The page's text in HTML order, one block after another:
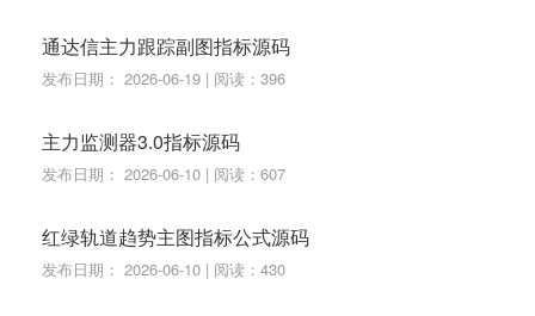
通达信主力跟踪副图指标源码
发布日期： 2026-06-19 | 阅读：396
主力监测器3.0指标源码
发布日期： 2026-06-10 | 阅读：607
红绿轨道趋势主图指标公式源码
发布日期： 2026-06-10 | 阅读：430